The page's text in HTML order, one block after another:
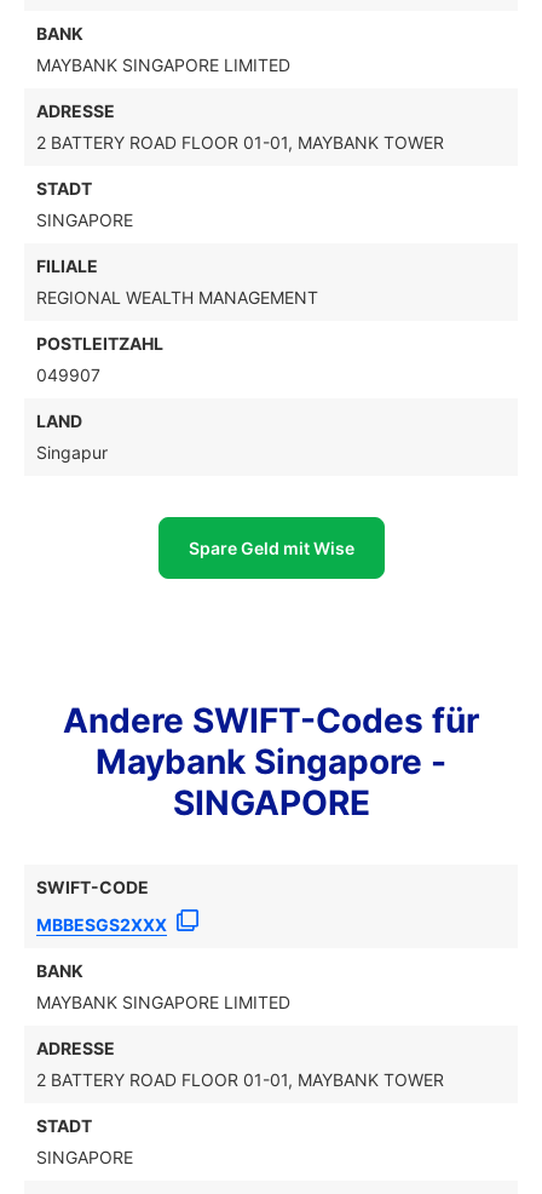
BANK
MAYBANK SINGAPORE LIMITED
ADRESSE
2 BATTERY ROAD FLOOR 01-01, MAYBANK TOWER
STADT
SINGAPORE
FILIALE
REGIONAL WEALTH MANAGEMENT
POSTLEITZAHL
049907
LAND
Singapur
Spare Geld mit Wise
Andere SWIFT-Codes für
Maybank Singapore -
SINGAPORE
SWIFT-CODE
MBBESGS2XXX
BANK
MAYBANK SINGAPORE LIMITED
ADRESSE
2 BATTERY ROAD FLOOR 01-01, MAYBANK TOWER
STADT
SINGAPORE